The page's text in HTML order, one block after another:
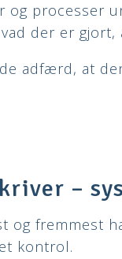
og processer
der er gjort,
adfærd, at
–
og fremmest
kontrol.